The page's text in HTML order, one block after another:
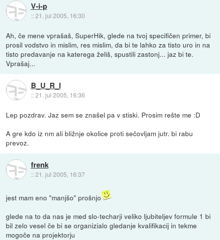
V-i-p
::21. jul 2005, 16:30
Ah, če mene vprašaš, SuperHik, glede na tvoj specifičen primer, bi
prosil vodstvo in mislim, res mislim, da bi te lahko za tisto uro in na
tisto predavanje na katerega želiš, spustili zastonj... jaz bi te.
Vprašaj...
B_U_R_I
::21. jul 2005, 16:36
Lep pozdrav. Jaz sem se znašel pa v stiski. Prosim rešte me :D
A gre kdo iz nm ali bližnje okolice proti sečovljam jutr. bi rabu
prevoz.
frenk
::21. jul 2005, 16:37
jest mam eno "manjšo" prošnjo
glede na to da nas je med slo-techarji veliko ljubiteljev formule 1 bi
bil zelo vesel če bi se organizialo gledanje kvalifikacij in tekme
mogoče na projektorju